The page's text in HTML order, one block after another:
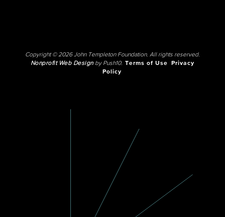
Copyright © 2026 John Templeton Foundation. All rights reserved.
Nonprofit Web Designby Push10. Terms of Use
Privacy
Policy